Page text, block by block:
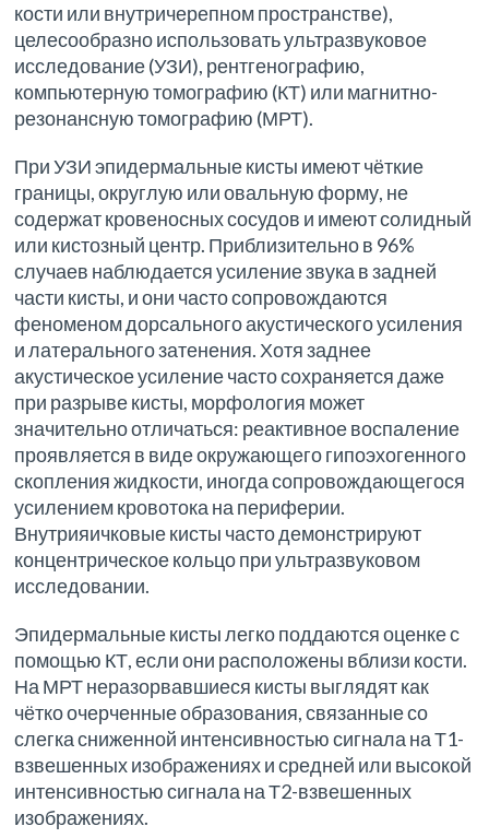
кости или внутричерепном пространстве),
целесообразно использовать ультразвуковое
исследование (УЗИ), рентгенографию,
компьютерную томографию (КТ) или магнитно-
резонансную томографию (МРТ).
При УЗИ эпидермальные кисты имеют чёткие
границы, округлую или овальную форму, не
содержат кровеносных сосудов и имеют солидный
или кистозный центр. Приблизительно в 96%
случаев наблюдается усиление звука в задней
части кисты, и они часто сопровождаются
феноменом дорсального акустического усиления
и латерального затенения. Хотя заднее
акустическое усиление часто сохраняется даже
при разрыве кисты, морфология может
значительно отличаться: реактивное воспаление
проявляется в виде окружающего гипоэхогенного
скопления жидкости, иногда сопровождающегося
усилением кровотока на периферии.
Внутрияичковые кисты часто демонстрируют
концентрическое кольцо при ультразвуковом
исследовании.
Эпидермальные кисты легко поддаются оценке с
помощью КТ, если они расположены вблизи кости.
На МРТ неразорвавшиеся кисты выглядят как
чётко очерченные образования, связанные со
слегка сниженной интенсивностью сигнала на Т1-
взвешенных изображениях и средней или высокой
интенсивностью сигнала на Т2-взвешенных
изображениях.